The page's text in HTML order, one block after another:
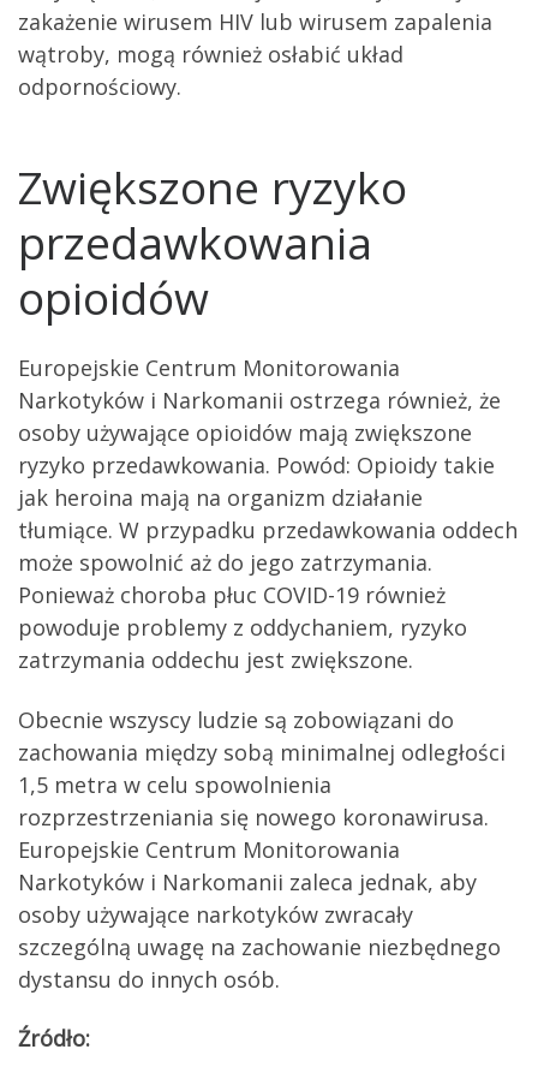
zakażenie wirusem HIV lub wirusem zapalenia
wątroby, mogą również osłabić układ
odpornościowy.
Zwiększone ryzyko
przedawkowania
opioidów
Europejskie Centrum Monitorowania
Narkotyków i Narkomanii ostrzega również, że
osoby używające opioidów mają zwiększone
ryzyko przedawkowania. Powód: Opioidy takie
jak heroina mają na organizm działanie
tłumiące. W przypadku przedawkowania oddech
może spowolnić aż do jego zatrzymania.
Ponieważ choroba płuc COVID-19 również
powoduje problemy z oddychaniem, ryzyko
zatrzymania oddechu jest zwiększone.
Obecnie wszyscy ludzie są zobowiązani do
zachowania między sobą minimalnej odległości
1,5 metra w celu spowolnienia
rozprzestrzeniania się nowego koronawirusa.
Europejskie Centrum Monitorowania
Narkotyków i Narkomanii zaleca jednak, aby
osoby używające narkotyków zwracały
szczególną uwagę na zachowanie niezbędnego
dystansu do innych osób.
Źródło: